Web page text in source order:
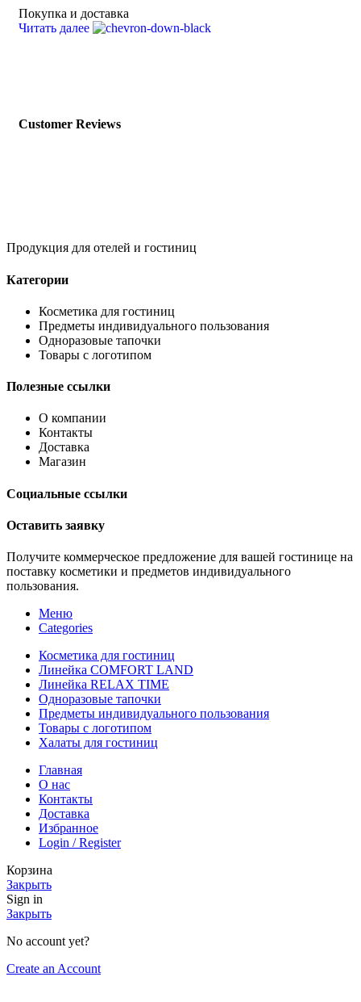
Покупка и доставка
Читать далее
Customer Reviews
Продукция для отелей и гостиниц
Категории
Косметика для гостиниц
Предметы индивидуального пользования
Одноразовые тапочки
Товары с логотипом
Полезные ссылки
О компании
Контакты
Доставка
Магазин
Социальные ссылки
Оставить заявку
Получите коммерческое предложение для вашей гостинице на
поставку косметики и предметов индивидуального
пользования.
Меню
Categories
Косметика для гостиниц
Линейка COMFORT LAND
Линейка RELAX TIME
Одноразовые тапочки
Предметы индивидуального пользования
Товары с логотипом
Халаты для гостиниц
Главная
О нас
Контакты
Доставка
Избранное
Login / Register
Корзина
Закрыть
Sign in
Закрыть
No account yet?
Create an Account